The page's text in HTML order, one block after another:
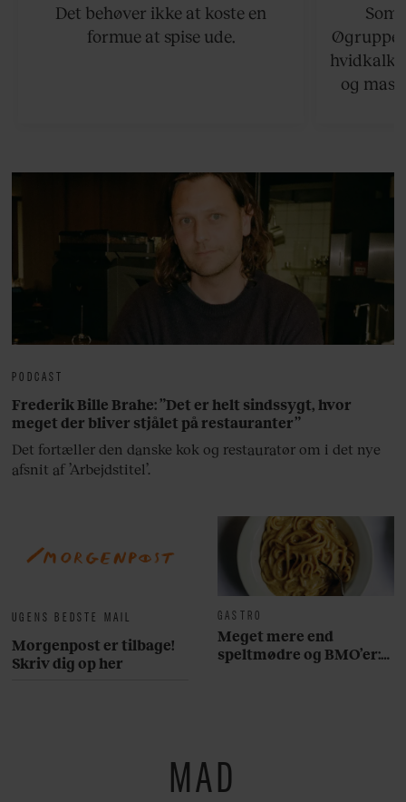
Det behøver ikke at koste en
formue at spise ude.
og
UGENS BEDSTE MAIL
Morgenpost er tilbage!
Skriv dig op her
GASTRO
Meget mere end
speltmødre og BMO’er:
PODCAST
Frederik Bille Brahe: ”Det er helt sindssygt, hvor
meget der bliver stjålet på restauranter”
Det fortæller den danske kok og restauratør om i det nye
afsnit af ’Arbejdstitel’.
MAD